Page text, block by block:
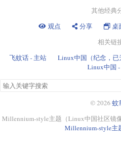
其他经典
观点
分享 桌
相关链
飞蚊话 - 主站
Linux中国（纪念，已
Linux中国 -
搜
字
© 2026 蚊
Millennium-style主题（Linux中国社区镜
Millennium-style主